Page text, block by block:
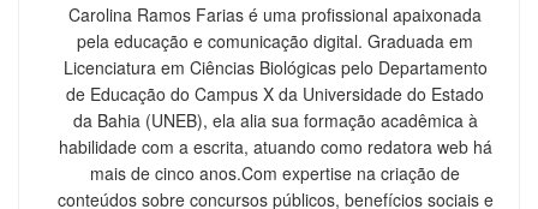
Carolina Ramos Farias é uma profissional apaixonada
pela educação e comunicação digital. Graduada em
Licenciatura em Ciências Biológicas pelo Departamento
de Educação do Campus X da Universidade do Estado
da Bahia (UNEB), ela alia sua formação acadêmica à
habilidade com a escrita, atuando como redatora web há
mais de cinco anos.Com expertise na criação de
conteúdos sobre concursos públicos, benefícios sociais e